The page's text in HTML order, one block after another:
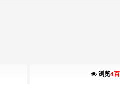
浏览4百